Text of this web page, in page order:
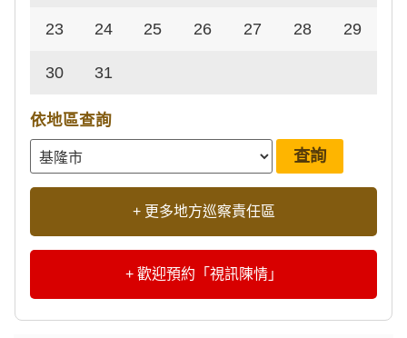
23 24 25 26 27 28 29
30 31
依地區查詢
+ 更多地方巡察責任區
+ 歡迎預約「視訊陳情」